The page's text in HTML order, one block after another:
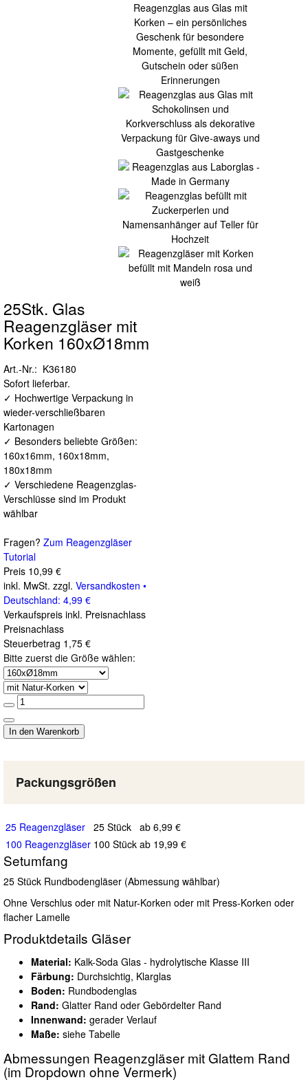
25Stk. Glas
Reagenzgläser mit
Korken 160xØ18mm
Art.-Nr.: K36180
Sofort lieferbar.
✓ Hochwertige Verpackung in
wieder-verschließbaren
Kartonagen
✓ Besonders beliebte Größen:
160x16mm, 160x18mm,
180x18mm
✓ Verschiedene Reagenzglas-
Verschlüsse sind im Produkt
wählbar
Fragen? Zum Reagenzgläser
Tutorial
Preis 10,99 €
inkl. MwSt. zzgl. Versandkosten •
Deutschland: 4,99 €
Verkaufspreis inkl. Preisnachlass
Preisnachlass
Steuerbetrag 1,75 €
Bitte zuerst die Größe wählen:
Packungsgrößen
25 Reagenzgläser 25 Stück ab 6,99 €
100 Reagenzgläser 100 Stück ab 19,99 €
Setumfang
25 Stück Rundbodengläser (Abmessung wählbar)
Ohne Verschlus oder mit Natur-Korken oder mit Press-Korken oder
flacher Lamelle
Produktdetails Gläser
Material: Kalk-Soda Glas - hydrolytische Klasse III
Färbung: Durchsichtig, Klarglas
Boden: Rundbodenglas
Rand: Glatter Rand oder Gebördelter Rand
Innenwand: gerader Verlauf
Maße: siehe Tabelle
Abmessungen Reagenzgläser mit Glattem Rand
(im Dropdown ohne Vermerk)